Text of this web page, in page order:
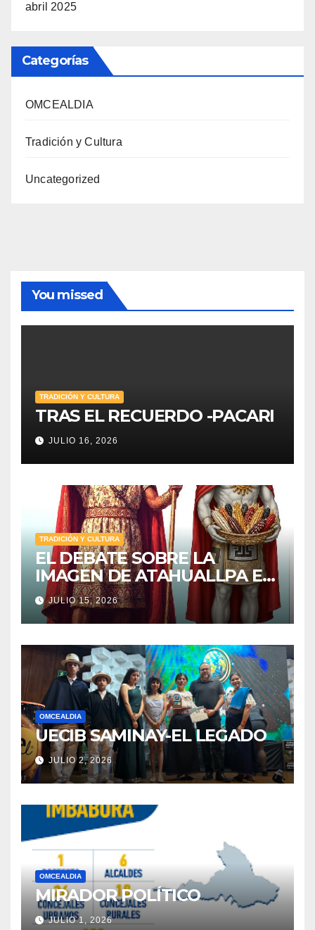
abril 2025
Categorías
OMCEALDIA
Tradición y Cultura
Uncategorized
You missed
TRADICIÓN Y CULTURA
TRAS EL RECUERDO -PACARI
JULIO 16, 2026
TRADICIÓN Y CULTURA
EL DEBATE SOBRE LA
IMAGEN DE ATAHUALLPA EN
IBARRA
JULIO 15, 2026
OMCEALDIA
UECIB SAMINAY-EL LEGADO
JULIO 2, 2026
OMCEALDIA
MIRADOR POLÍTICO
JULIO 1, 2026